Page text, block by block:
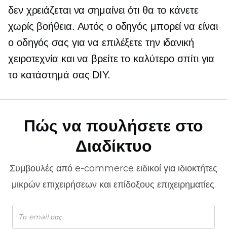
δεν χρειάζεται να σημαίνει ότι θα το κάνετε
χωρίς βοήθεια. Αυτός ο οδηγός μπορεί να είναι
ο οδηγός σας για να επιλέξετε την ιδανική
χειροτεχνία και να βρείτε το καλύτερο σπίτι για
το κατάστημά σας DIY.
Πώς να πουλήσετε στο
Διαδίκτυο
Συμβουλές από e-commerce ειδικοί για ιδιοκτήτες
μικρών επιχειρήσεων και επίδοξους επιχειρηματίες.